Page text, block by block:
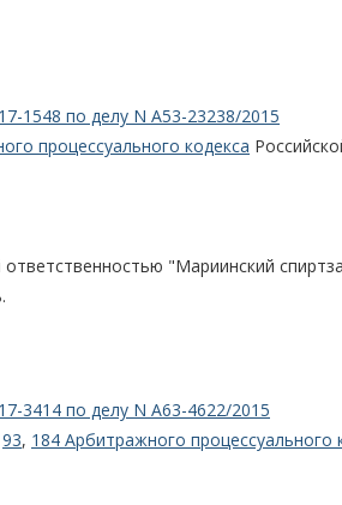
1548 по делу N А53-23238/2015
процессуального кодекса
"Мариинский
3414 по делу N А63-4622/2015
93, 184 Арбитражного процессуального